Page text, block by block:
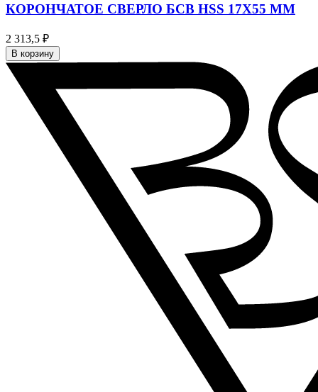
КОРОНЧАТОЕ СВЕРЛО БСВ HSS 17X55 ММ
2 313,5 ₽
В корзину